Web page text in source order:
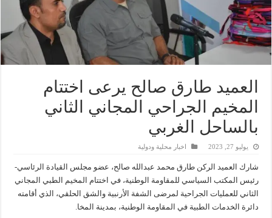
العميد طارق صالح يرعى اختتام
المخيم الجراحي المجاني الثاني
بالساحل الغربي
يوليو 27, 2023 اخبار محلية ودولية
شارك العميد الركن طارق محمد عبدالله صالح، عضو مجلس القيادة الرئاسي-
رئيس المكتب السياسي للمقاومة الوطنية، في اختتام المخيم الطبي المجاني
الثاني للعمليات الجراحية لمرضى الشفة الأرنبية والشق الحلقي، الذي أقامته
دائرة الخدمات الطبية في المقاومة الوطنية، بمدينة المخا.